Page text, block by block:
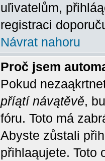
uľivatelům,
registraci
Návrat nahoru
Proč jsem
Pokud
příątí návątěvě,
fóru. Toto má
Abyste zůstali
přihlaąujete. Toto